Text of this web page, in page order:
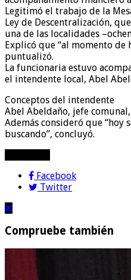
Legitimó el trabajo de la
Ley de Descentralización,
una de las localidades
Explicó que “al momento de
puntualizó.
La funcionaria estuvo
el intendente local, Abel
Conceptos del intendente
Abel Abeldaño, jefe
Además consideró que
buscando”, concluyó.
Facebook
Twitter
Compruebe también